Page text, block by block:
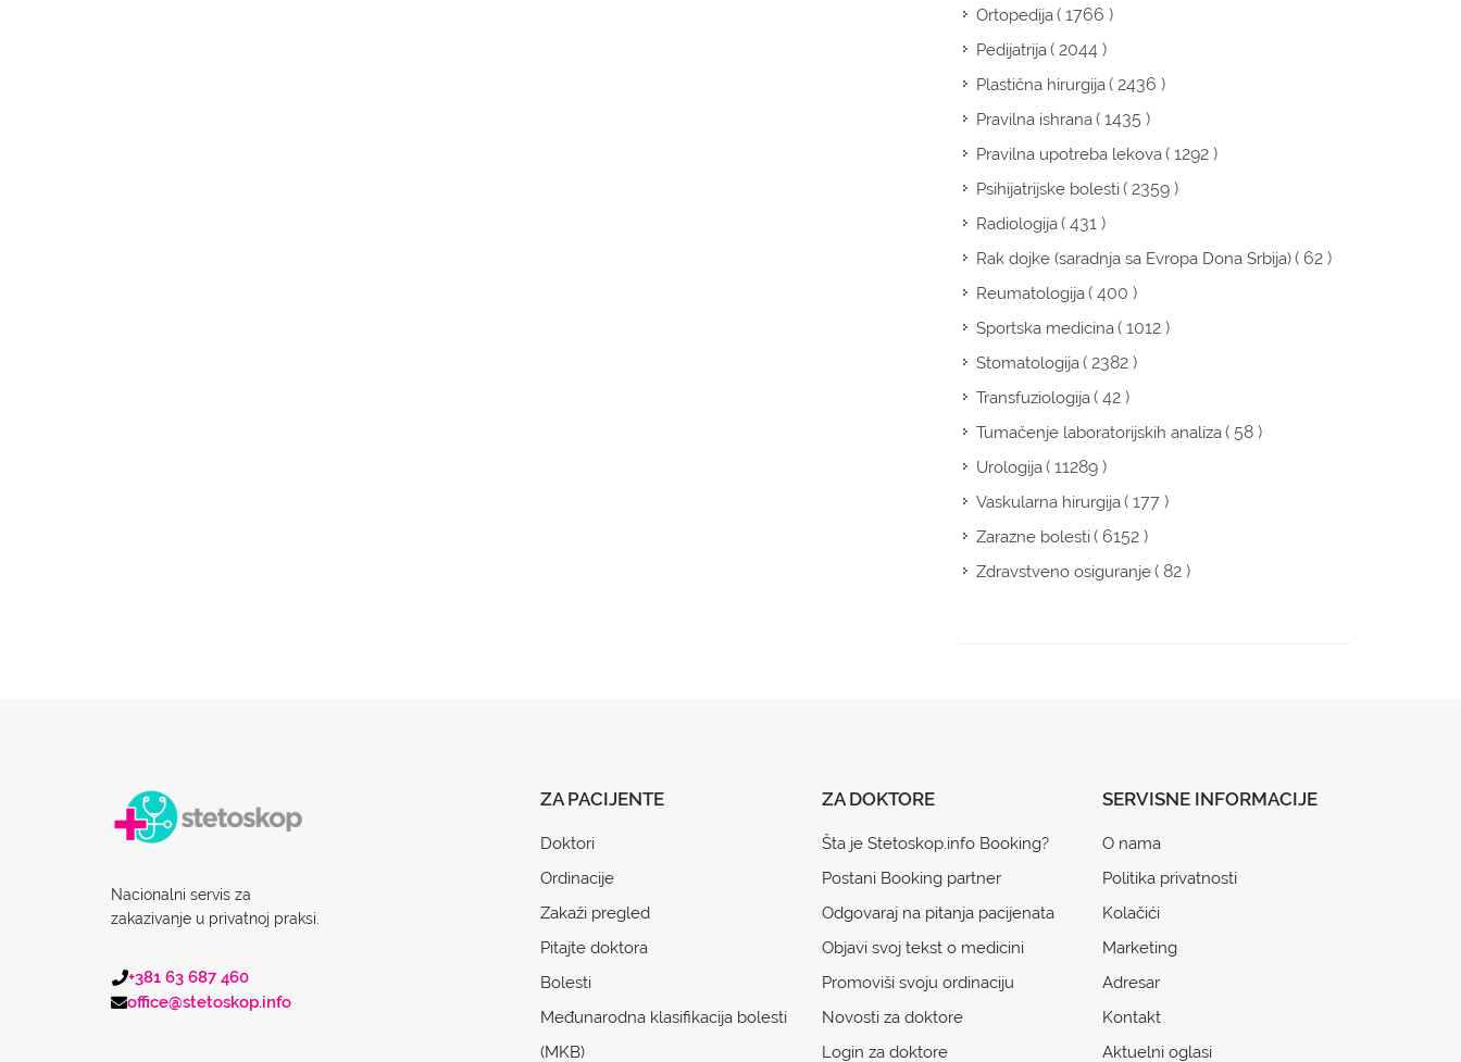
Ortopedija( 1766 )
Pedijatrija( 2044 )
Plastična hirurgija( 2436 )
Pravilna ishrana( 1435 )
Pravilna upotreba lekova( 1292 )
Psihijatrijske bolesti( 2359 )
Radiologija( 431 )
Rak dojke (saradnja sa Evropa Dona Srbija)( 62 )
Reumatologija( 400 )
Sportska medicina( 1012 )
Stomatologija( 2382 )
Transfuziologija( 42 )
Tumačenje laboratorijskih analiza( 58 )
Urologija( 11289 )
Vaskularna hirurgija( 177 )
Zarazne bolesti( 6152 )
Zdravstveno osiguranje( 82 )
Nacionalni servis za
zakazivanje u privatnoj praksi.
+381 63 687 460
office@stetoskop.info
ZA PACIJENTE
Doktori
Ordinacije
Zakaži pregled
Pitajte doktora
Bolesti
Međunarodna klasifikacija bolesti
(MKB)
ZA DOKTORE
Šta je Stetoskop.info Booking?
Postani Booking partner
Odgovaraj na pitanja pacijenata
Objavi svoj tekst o medicini
Promoviši svoju ordinaciju
Novosti za doktore
Login za doktore
SERVISNE INFORMACIJE
O nama
Politika privatnosti
Kolačići
Marketing
Adresar
Kontakt
Aktuelni oglasi